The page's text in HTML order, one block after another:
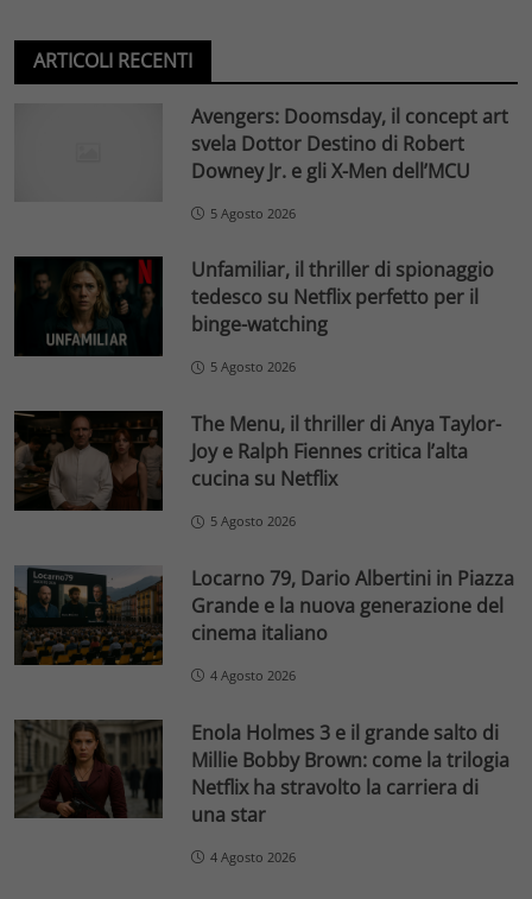
ARTICOLI RECENTI
Avengers: Doomsday, il concept art
svela Dottor Destino di Robert
Downey Jr. e gli X-Men dell’MCU
5 Agosto 2026
Unfamiliar, il thriller di spionaggio
tedesco su Netflix perfetto per il
binge-watching
5 Agosto 2026
The Menu, il thriller di Anya Taylor-
Joy e Ralph Fiennes critica l’alta
cucina su Netflix
5 Agosto 2026
Locarno 79, Dario Albertini in Piazza
Grande e la nuova generazione del
cinema italiano
4 Agosto 2026
Enola Holmes 3 e il grande salto di
Millie Bobby Brown: come la trilogia
Netflix ha stravolto la carriera di
una star
4 Agosto 2026